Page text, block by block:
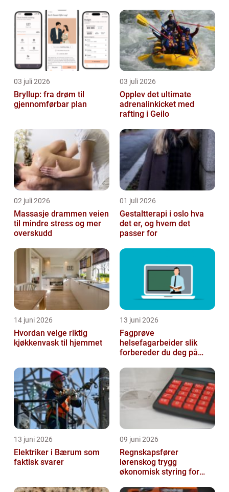
03 juli 2026
Bryllup: fra drøm til
gjennomførbar plan
03 juli 2026
Opplev det ultimate
adrenalinkicket med
rafting i Geilo
02 juli 2026
Massasje drammen veien
til mindre stress og mer
overskudd
01 juli 2026
Gestaltterapi i oslo hva
det er, og hvem det
passer for
14 juni 2026
Hvordan velge riktig
kjøkkenvask til hjemmet
13 juni 2026
Fagprøve
helsefagarbeider slik
forbereder du deg på
13 juni 2026
Elektriker i Bærum som
faktisk svarer
09 juni 2026
Regnskapsfører
lørenskog trygg
økonomisk styring for